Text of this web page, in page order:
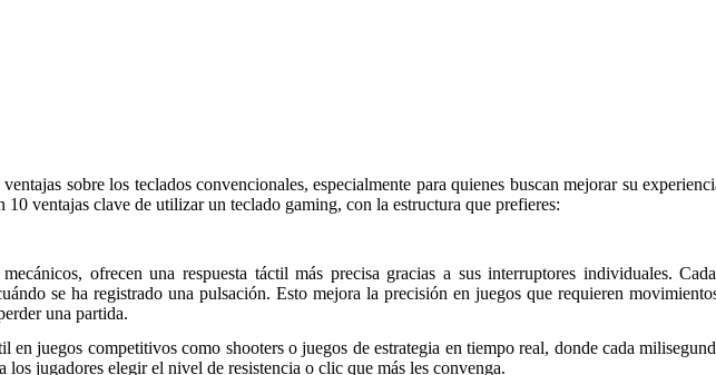
sobre los teclados convencionales, especialmente para quienes buscan mejorar su
ventajas clave de utilizar un teclado gaming, con la estructura que prefieres:
ofrecen una respuesta táctil más precisa gracias a sus interruptores individuales.
se ha registrado una pulsación. Esto mejora la precisión en juegos que requieren
una partida.
en juegos competitivos como shooters o juegos de estrategia en tiempo real, donde cada
los jugadores elegir el nivel de resistencia o clic que más les convenga.